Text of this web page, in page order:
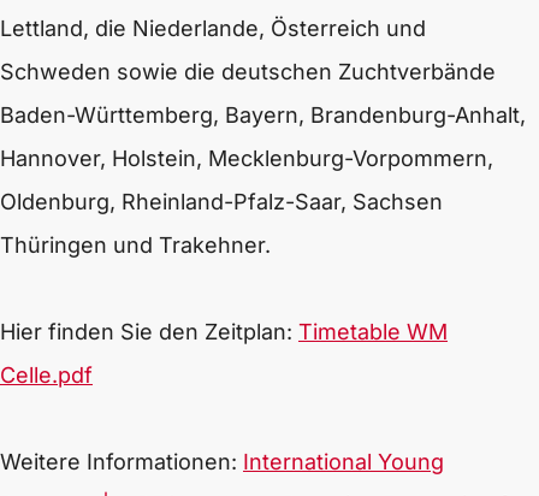
Lettland, die Niederlande, Österreich und
Schweden sowie die deutschen Zuchtverbände
Baden-Württemberg, Bayern, Brandenburg-Anhalt,
Hannover, Holstein, Mecklenburg-Vorpommern,
Oldenburg, Rheinland-Pfalz-Saar, Sachsen
Thüringen und Trakehner.
Hier finden Sie den Zeitplan: Timetable WM
Celle.pdf
Weitere Informationen: International Young